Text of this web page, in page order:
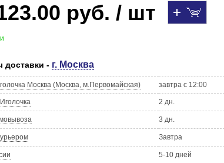
руб. / шт
доставки - г. Москва
Москва (Москва, м.Первомайская) завтра с 12:00
2 дн.
3 дн.
Завтра
5-10 дней